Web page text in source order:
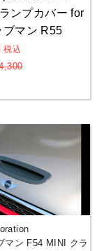
ンプカバー for
ブマン R55
税込
マン F54 MINI クラ